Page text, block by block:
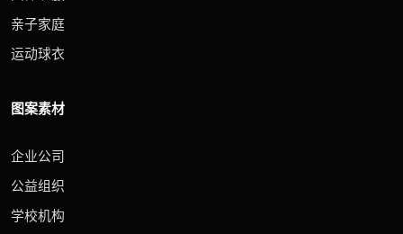
亲子家庭
运动球衣
图案素材
企业公司
公益组织
学校机构